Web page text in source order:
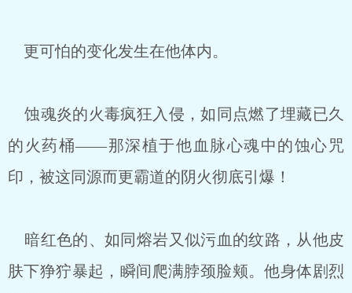
更可怕的变化发生在他体内。
蚀魂炎的火毒疯狂入侵，如同点燃了埋藏已久
的火药桶——那深植于他血脉心魂中的蚀心咒
印，被这同源而更霸道的阴火彻底引爆！
暗红色的、如同熔岩又似污血的纹路，从他皮
肤下狰狞暴起，瞬间爬满脖颈脸颊。他身体剧烈